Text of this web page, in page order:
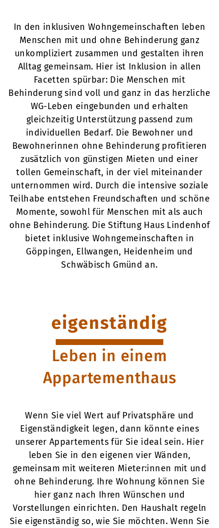
In den inklusiven Wohngemeinschaften leben
Menschen mit und ohne Behinderung ganz
unkompliziert zusammen und gestalten ihren
Alltag gemeinsam. Hier ist Inklusion in allen
Facetten spürbar: Die Menschen mit
Behinderung sind voll und ganz in das herzliche
WG-Leben eingebunden und erhalten
gleichzeitig Unterstützung passend zum
individuellen Bedarf. Die Bewohner und
Bewohnerinnen ohne Behinderung profitieren
zusätzlich von günstigen Mieten und einer
tollen Gemeinschaft, in der viel miteinander
unternommen wird. Durch die intensive soziale
Teilhabe entstehen Freundschaften und schöne
Momente, sowohl für Menschen mit als auch
ohne Behinderung. Die Stiftung Haus Lindenhof
bietet inklusive Wohngemeinschaften in
Göppingen, Ellwangen, Heidenheim und
Schwäbisch Gmünd an.
eigenständig
Leben in einem
Appartementhaus
Wenn Sie viel Wert auf Privatsphäre und
Eigenständigkeit legen, dann könnte eines
unserer Appartements für Sie ideal sein. Hier
leben Sie in den eigenen vier Wänden,
gemeinsam mit weiteren Mieter:innen mit und
ohne Behinderung. Ihre Wohnung können Sie
hier ganz nach Ihren Wünschen und
Vorstellungen einrichten. Den Haushalt regeln
Sie eigenständig so, wie Sie möchten. Wenn Sie